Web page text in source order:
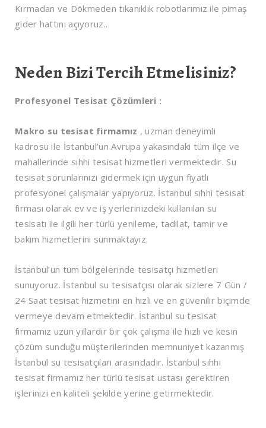
Kırmadan ve Dökmeden tıkanıklık robotlarımız ile pimaş
gider hattını açıyoruz..
Neden Bizi Tercih Etmelisiniz?
Profesyonel Tesisat Çözümleri :
Makro su tesisat firmamız , uzman deneyimli
kadrosu ile İstanbul’un Avrupa yakasındaki tüm ilçe ve
mahallerinde sıhhi tesisat hizmetleri vermektedir. Su
tesisat sorunlarınızı gidermek için uygun fiyatlı
profesyonel çalışmalar yapıyoruz. İstanbul sıhhi tesisat
firması olarak ev ve iş yerlerinizdeki kullanılan su
tesisatı ile ilgili her türlü yenileme, tadilat, tamir ve
bakım hizmetlerini sunmaktayız.
İstanbul’un tüm bölgelerinde tesisatçı hizmetleri
sunuyoruz. İstanbul su tesisatçısı olarak sizlere 7 Gün /
24 Saat tesisat hizmetini en hızlı ve en güvenilir biçimde
vermeye devam etmektedir. İstanbul su tesisat
firmamız uzun yıllardır bir çok çalışma ile hızlı ve kesin
çözüm sunduğu müşterilerinden memnuniyet kazanmış
İstanbul su tesisatçıları arasındadır. İstanbul sıhhi
tesisat firmamız her türlü tesisat ustası gerektiren
işlerinizi en kaliteli şekilde yerine getirmektedir.